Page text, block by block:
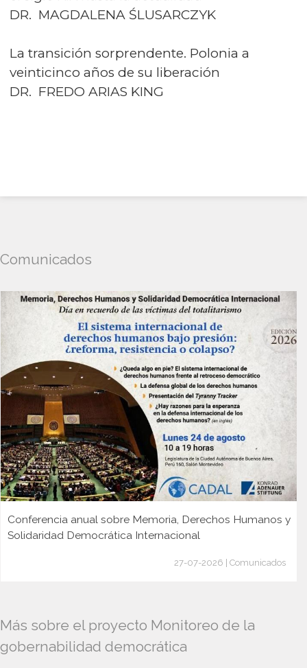
DR. MAGDALENA ŚLUSARCZYK
La transición sorprendente. Polonia a
veinticinco años de su liberación
DR. FREDO ARIAS KING
Comunicados
Conferencia anual sobre Memoria, Derechos Humanos y
Solidaridad Democrática Internacional
27-07-2026 | Comunicados
Más sobre el proyecto Monitoreo de la
gobernabilidad democrática